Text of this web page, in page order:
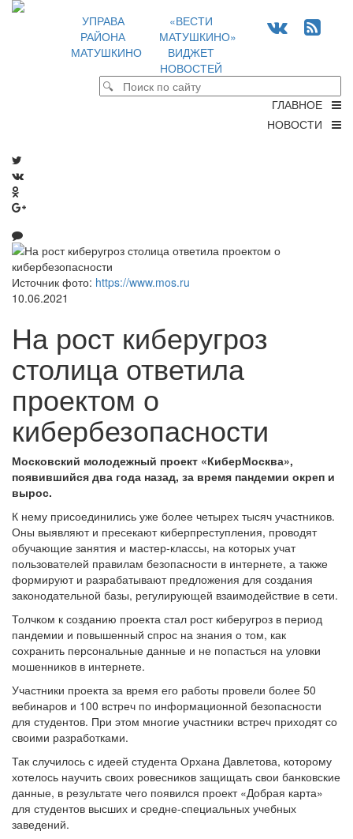
УПРАВА
РАЙОНА
МАТУШКИНО
«ВЕСТИ
МАТУШКИНО»
ВИДЖЕТ
НОВОСТЕЙ
ГЛАВНОЕ
НОВОСТИ
Источник фото: https://www.mos.ru
10.06.2021
На рост киберугроз
столица ответила
проектом о
кибербезопасности
Московский молодежный проект «КиберМосква»,
появившийся два года назад, за время пандемии окреп и
вырос.
К нему присоединились уже более четырех тысяч участников.
Оны выявляют и пресекают киберпреступления, проводят
обучающие занятия и мастер-классы, на которых учат
пользователей правилам безопасности в интернете, а также
формируют и разрабатывают предложения для создания
законодательной базы, регулирующей взаимодействие в сети.
Толчком к созданию проекта стал рост киберугроз в период
пандемии и повышенный спрос на знания о том, как
сохранить персональные данные и не попасться на уловки
мошенников в интернете.
Участники проекта за время его работы провели более 50
вебинаров и 100 встреч по информационной безопасности
для студентов. При этом многие участники встреч приходят со
своими разработками.
Так случилось с идеей студента Орхана Давлетова, которому
хотелось научить своих ровесников защищать свои банковские
данные, в результате чего появился проект «Добрая карта»
для студентов высших и средне-специальных учебных
заведений.